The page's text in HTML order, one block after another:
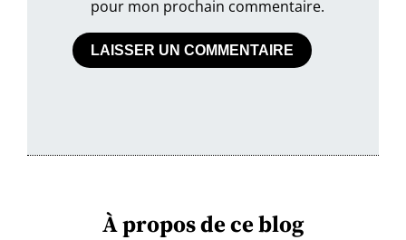
pour mon prochain commentaire.
À propos de ce blog